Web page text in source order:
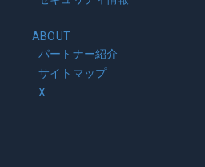
ABOUT
パートナー紹介
サイトマップ
X